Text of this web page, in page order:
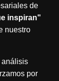
de
inspiran"
nuestro
análisis
por